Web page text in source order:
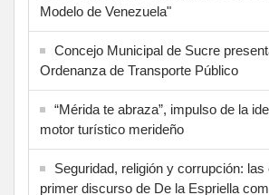
Modelo de Venezuela"
Concejo Municipal de Sucre
Ordenanza de Transporte Público
“Mérida te abraza”, impulso de la
motor turístico merideño
Seguridad, religión y corrupción:
primer discurso de De la Espriella